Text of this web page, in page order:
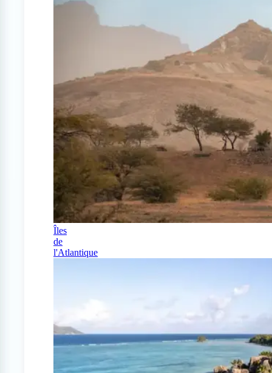
Îles
de
l'Atlantique